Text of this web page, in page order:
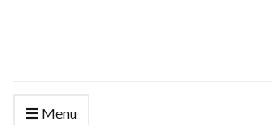
Menu